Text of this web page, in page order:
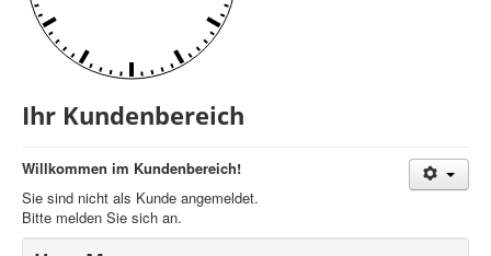
Entscheidungsregeln
Aktuelle Seite: Startseite
Ihr Kundenbereich
Willkommen im Kundenbereich!
Sie sind nicht als Kunde angemeldet.
Bitte melden Sie sich an.